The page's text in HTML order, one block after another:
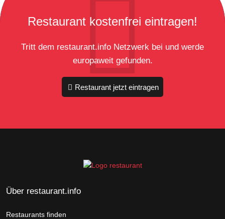
Restaurant kostenfrei eintragen!
Tritt dem restaurant.info Netzwerk bei und werde
europaweit gefunden.
Restaurant jetzt eintragen
Über restaurant.info
Restaurants finden